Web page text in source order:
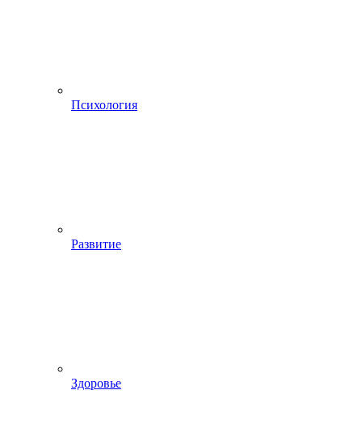
Психология
Развитие
Здоровье